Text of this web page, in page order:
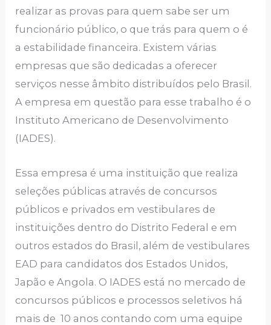
realizar as provas para quem sabe ser um
funcionário público, o que trás para quem o é
a estabilidade financeira. Existem várias
empresas que são dedicadas a oferecer
serviços nesse âmbito distribuídos pelo Brasil.
A empresa em questão para esse trabalho é o
Instituto Americano de Desenvolvimento
(IADES).
Essa empresa é uma instituição que realiza
seleções públicas através de concursos
públicos e privados em vestibulares de
instituições dentro do Distrito Federal e em
outros estados do Brasil, além de vestibulares
EAD para candidatos dos Estados Unidos,
Japão e Angola. O IADES está no mercado de
concursos públicos e processos seletivos há
mais de 10 anos contando com uma equipe